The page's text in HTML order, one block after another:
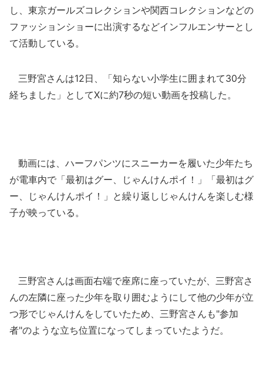
し、東京ガールズコレクションや関西コレクションなどの
ファッションショーに出演するなどインフルエンサーとし
て活動している。
三野宮さんは12日、「知らない小学生に囲まれて30分
経ちました」としてXに約7秒の短い動画を投稿した。
動画には、ハーフパンツにスニーカーを履いた少年たち
が電車内で「最初はグー、じゃんけんポイ！」「最初はグ
ー、じゃんけんポイ！」と繰り返しじゃんけんを楽しむ様
子が映っている。
三野宮さんは画面右端で座席に座っていたが、三野宮さ
んの左隣に座った少年を取り囲むようにして他の少年が立
つ形でじゃんけんをしていたため、三野宮さんも"参加
者"のような立ち位置になってしまっていたようだ。